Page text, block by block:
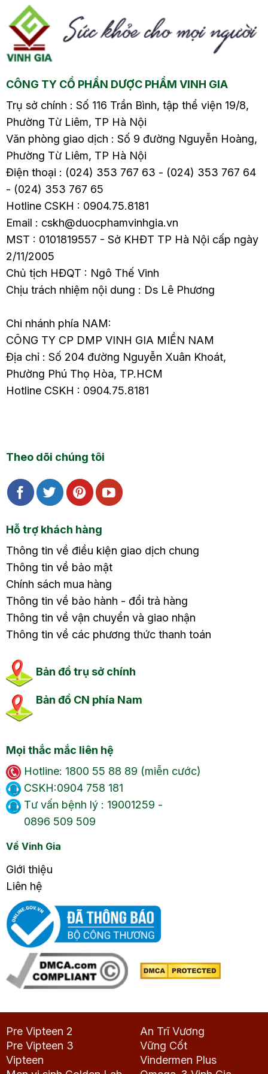
Nước sơn tra (táo
mèo) nhãn nhục
đường đỏ2.3. Nước
gừng đường đỏ Bước
phụ nữ bắt…
mèo) nhãn nhục
đường đỏ2.3. Nước
gừng đường đỏ Xương
“khung nâng đỡ”…
CÔNG TY CỔ PHẦN DƯỢC PHẨM VINH GIA
Trụ sở chính : Số 116 Trần Bình, tập thể viện 19/8,
Phường Từ Liêm, TP Hà Nội
Văn phòng giao dịch : Số 9 đường Nguyễn Hoàng,
Phường Từ Liêm, TP Hà Nội
Điện thoại : (024) 353 767 63 - (024) 353 767 64
- (024) 353 767 65
Hotline CSKH : 0904.75.8181
Email : cskh@duocphamvinhgia.vn
MST : 0101819557 - Sở KHĐT TP Hà Nội cấp ngày
2/11/2005
Chủ tịch HĐQT : Ngô Thế Vinh
Chịu trách nhiệm nội dung : Ds Lê Phương
Chi nhánh phía NAM:
CÔNG TY CP DMP VINH GIA MIỀN NAM
Địa chỉ : Số 204 đường Nguyễn Xuân Khoát,
Phường Phú Thọ Hòa, TP.HCM
Hotline CSKH : 0904.75.8181
Theo dõi chúng tôi
Hỗ trợ khách hàng
Thông tin về điều kiện giao dịch chung
Thông tin về bảo mật
Chính sách mua hàng
Thông tin về bảo hành - đổi trả hàng
Thông tin về vận chuyển và giao nhận
Thông tin về các phương thức thanh toán
Bản đồ trụ sở chính
Bản đồ CN phía Nam
Mọi thắc mắc liên hệ
Hotline: 1800 55 88 89 (miễn cước)
CSKH:0904 758 181
Tư vấn bệnh lý : 19001259 -
0896 509 509
Về Vinh Gia
Giới thiệu
Liên hệ
Pre Vipteen 2
Pre Vipteen 3
Vipteen
An Trĩ Vương
Vững Cốt
Vindermen Plus